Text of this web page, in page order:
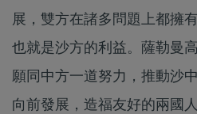
展，雙方在諸多問題上都擁
也就是沙方的利益。薩勒曼
願同中方一道努力，推動沙
向前發展，造福友好的兩國